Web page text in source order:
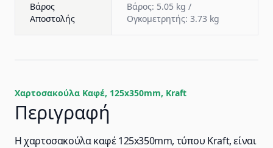
Βάρος
Αποστολής
Βάρος: 5.05 kg /
Ογκομετρητής: 3.73 kg
Χαρτοσακούλα Καφέ, 125x350mm, Kraft
Περιγραφή
Η χαρτοσακούλα καφέ 125x350mm, τύπου Kraft, είναι